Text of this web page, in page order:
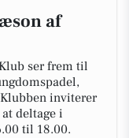
af
ser frem til
inviterer
deltage i
til 18.00.